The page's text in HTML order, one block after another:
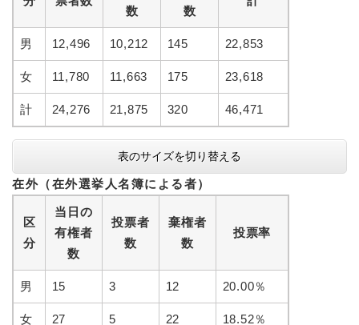
数 数
男 12,496 10,212 145 22,853
女 11,780 11,663 175 23,618
計 24,276 21,875 320 46,471
表のサイズを切り替える
在外（在外選挙人名簿による者）
区
分
当日の
有権者
数
投票者
数
棄権者
数
投票率
男 15 3 12 20.00％
女 27 5 22 18.52％